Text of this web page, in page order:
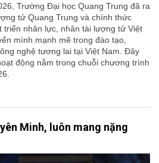
Trường Đại học Quang Trung đã ra
tử Quang Trung và chính thức
triển nhân lực, nhân tài lượng tử Việt
mình mạnh mẽ trong đào tạo,
nghệ tương lai tại Việt Nam. Đây
động nằm trong chuỗi chương trình
Minh, luôn mang nặng